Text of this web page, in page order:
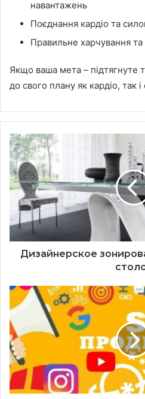
навантажень
Поєднання кардіо та
Правильне харчування та
Якщо ваша мета – підтягнуте
до свого плану як кардіо, так
Дизайнерское